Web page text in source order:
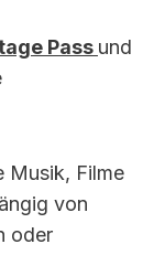
Pass und
Musik, Filme
von
oder